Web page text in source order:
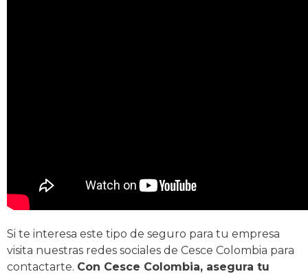
Si te interesa este tipo de seguro para tu empresa
visita nuestras redes sociales de Cesce Colombia para
contactarte. Con Cesce Colombia, asegura tu